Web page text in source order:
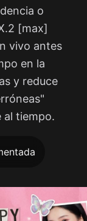
o
[max]
vivo antes
en la
y reduce
al tiempo.